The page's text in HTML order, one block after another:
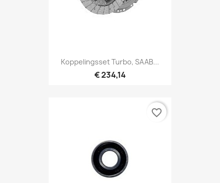
Koppelingsset Turbo, SAAB...
€ 234,14
favorite_border